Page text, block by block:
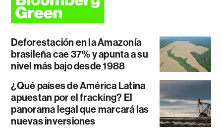
Deforestación en la Amazonía
brasileña cae 37% y apunta a su
nivel más bajo desde 1988
¿Qué países de América Latina
apuestan por el fracking? El
panorama legal que marcará las
nuevas inversiones